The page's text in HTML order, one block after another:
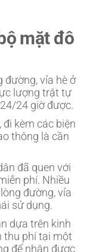
mặt đô
đường, vỉa hè ở
lượng trật tự
24 giờ được.
kèm các biện
thông là cần
đã quen với
phí. Nhiều
đường, vỉa
sử dụng.
dựa trên kinh
thu phí tại một
để nhận được